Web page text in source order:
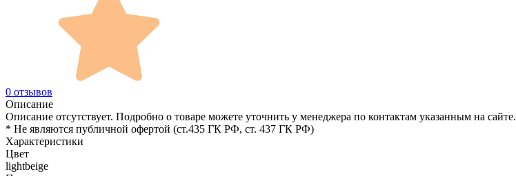
0 отзывов
Описание
Описание отсутствует. Подробно о товаре можете уточнить у менеджера по контактам указанным на сайте.
* Не являются публичной офертой (ст.435 ГК РФ, cт. 437 ГК РФ)
Характеристики
Цвет
lightbeige